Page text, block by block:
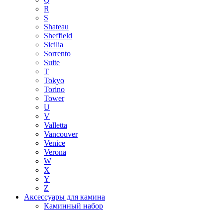
R
S
Shateau
Sheffield
Sicilia
Sorrento
Suite
T
Tokyo
Torino
Tower
U
V
Valletta
Vancouver
Venice
Verona
W
X
Y
Z
Аксессуары для камина
Каминный набор